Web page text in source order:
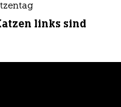
links sind